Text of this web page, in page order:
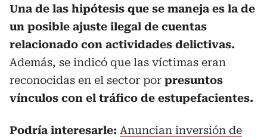
Una de las hipótesis que se maneja es la de
un posible ajuste ilegal de cuentas
relacionado con actividades delictivas.
Además, se indicó que las víctimas eran
reconocidas en el sector por presuntos
vínculos con el tráfico de estupefacientes.
Podría interesarle: Anuncian inversión de